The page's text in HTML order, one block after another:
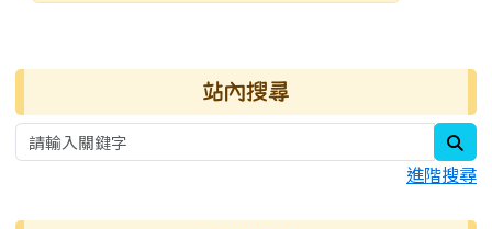
右邊區域內容 站內搜尋
進階搜尋